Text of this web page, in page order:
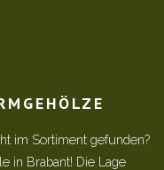
im Sortiment gefunden?
in Brabant! Die Lage